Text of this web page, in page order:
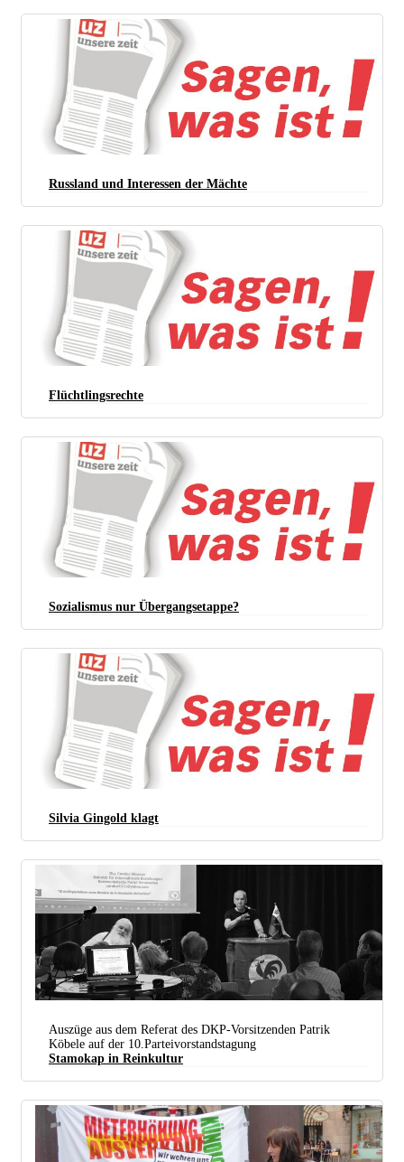
Russland und Interessen der Mächte
Flüchtlingsrechte
Sozialismus nur Übergangsetappe?
Silvia Gingold klagt
Veranstaltung Zur Situation In Venezuela Mit Carolus Wimmer (stehend) In Köln Mülheim (foto: R
Mediabase.eu)
Auszüge aus dem Referat des DKP-Vorsitzenden Patrik
Köbele auf der 10.Parteivorstandstagung
Stamokap in Reinkultur